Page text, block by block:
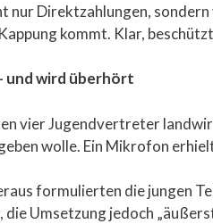
nur Direktzahlungen,
kommt. Klar,
und wird überhört
vier Jugendvertreter
wolle. Ein Mikrofon
formulierten die jungen
Umsetzung jedoch